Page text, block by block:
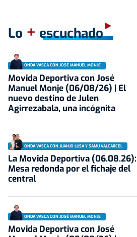
Lo + escuchado
ONDA VASCA CON JOSÉ MANUEL MONJE
Movida Deportiva con José
Manuel Monje (06/08/26) | El
nuevo destino de Julen
Agirrezabala, una incógnita
ONDA VASCA CON JUANJO LUSA Y SAMU VALCÁRCEL
La Movida Deportiva (06.08.26):
Mesa redonda por el fichaje del
central
ONDA VASCA CON JOSÉ MANUEL MONJE
Movida Deportiva con José